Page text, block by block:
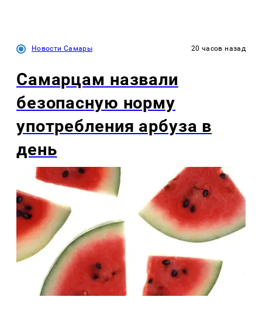
Новости Самары 20 часов назад
Самарцам назвали
безопасную норму
употребления арбуза в
день